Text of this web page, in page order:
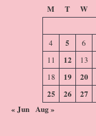
M T W
4 5 6
11 12 13
18 19 20
25
26 27
« Jun Aug »